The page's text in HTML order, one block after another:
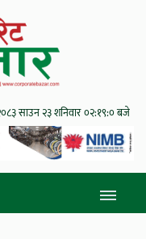
साउन २३ शनिवार०२:१९:०२ बजे